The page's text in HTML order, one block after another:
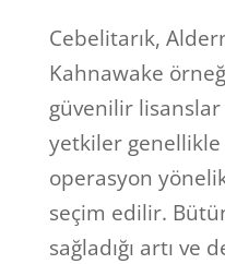
Cebelitarık,
Kahnawake
güvenilir lisanslar
yetkiler
operasyon
seçim edilir.
sağladığı artı ve